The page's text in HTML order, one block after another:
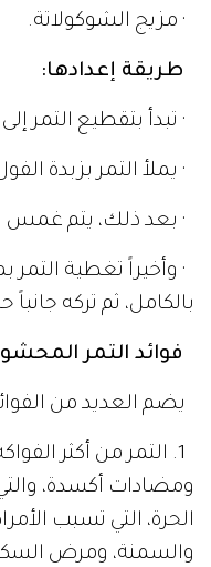
· مزيج الشوكولاتة.
طريقة إعدادها:
· تبدأ بتقطيع التمر
· يملأ التمر بزبدة
· بعد ذلك، يتم غمس
· وأخيراً تغطية
بالكامل، ثم تركه جانباً
فوائد التمر
يضم العديد من
1. التمر من أكثر
ومضادات أكسدة،
الحرة، التي تسبب
والسمنة، ومرض